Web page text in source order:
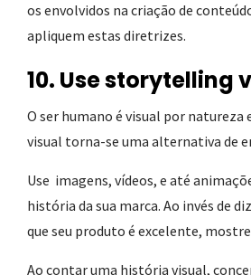
os envolvidos na criação de
apliquem estas diretrizes.
10. Use storytelling
O ser humano é visual por
visual torna-se uma alternativa de
Use imagens, vídeos, e até
história da sua marca. Ao invés de
que seu produto é excelente,
Ao contar uma história visual,